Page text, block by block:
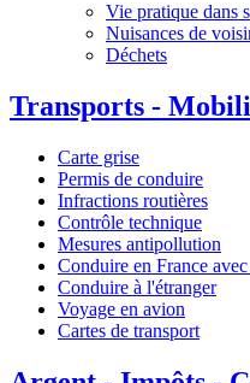
Vie pratique dans
Nuisances de
Déchets
Transports -
Carte grise
Permis de conduire
Infractions routières
Contrôle technique
Mesures antipollution
Conduire en France
Conduire à l'étranger
Voyage en avion
Cartes de transport